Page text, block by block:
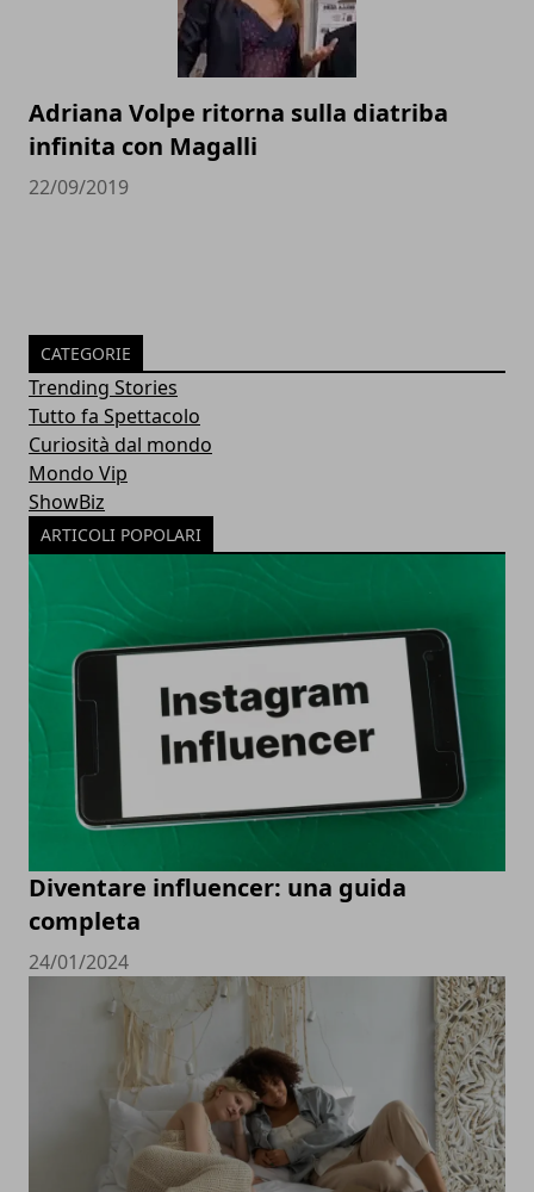
Adriana Volpe ritorna sulla diatriba
infinita con Magalli
22/09/2019
CATEGORIE
Trending Stories
Tutto fa Spettacolo
Curiosità dal mondo
Mondo Vip
ShowBiz
ARTICOLI POPOLARI
Diventare influencer: una guida
completa
24/01/2024